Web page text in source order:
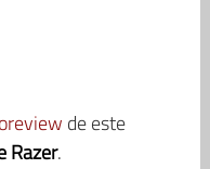
de este
Razer.